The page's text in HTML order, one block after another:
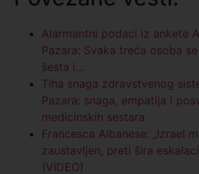
Alarmantni podaci iz ankete
Pazara: Svaka treća osoba
šesta i…
Tiha snaga zdravstvenog
Pazara: snaga, empatija i
medicinskih sestara
Francesca Albanese: „Izrael
zaustavljen, preti šira
(VIDEO)